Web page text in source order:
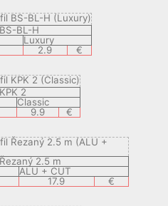
BL-H
Luxury
2.9 €
2
Classic
9.9 €
2.5 m
ALU + CUT
17.9 €